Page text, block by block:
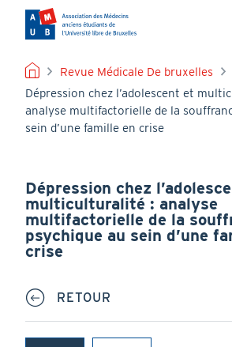
contenu
principal
FIL
D'ARIANE
Revue Médicale De bruxelles
Dépression chez l’adolescent et
analyse multifactorielle de la
sein d’une famille en crise
Dépression chez
multiculturalité : analyse
multifactorielle de la
psychique au sein d’une
crise
RETOUR